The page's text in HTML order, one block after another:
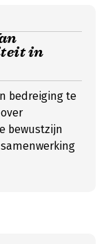
in
bedreiging te
bewustzijn